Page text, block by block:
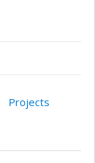
Projects